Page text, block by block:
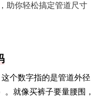
助你轻松搞定管道尺寸
个数字指的是管道外径
。就像买裤子要量腰围，